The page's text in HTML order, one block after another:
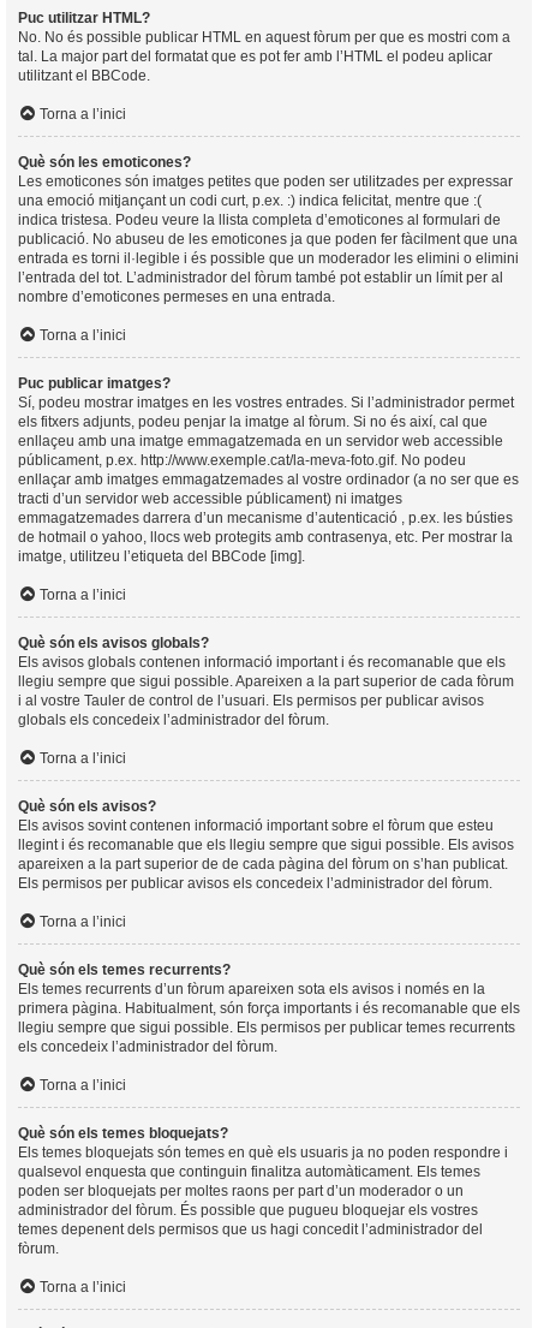
Puc utilitzar HTML?
No. No és possible publicar HTML en aquest fòrum per que es mostri com a
tal. La major part del formatat que es pot fer amb l’HTML el podeu aplicar
utilitzant el BBCode.
Torna a l’inici
Què són les emoticones?
Les emoticones són imatges petites que poden ser utilitzades per expressar
una emoció mitjançant un codi curt, p.ex. :) indica felicitat, mentre que :(
indica tristesa. Podeu veure la llista completa d’emoticones al formulari de
publicació. No abuseu de les emoticones ja que poden fer fàcilment que una
entrada es torni il·legible i és possible que un moderador les elimini o elimini
l’entrada del tot. L’administrador del fòrum també pot establir un límit per al
nombre d’emoticones permeses en una entrada.
Torna a l’inici
Puc publicar imatges?
Sí, podeu mostrar imatges en les vostres entrades. Si l’administrador permet
els fitxers adjunts, podeu penjar la imatge al fòrum. Si no és així, cal que
enllaçeu amb una imatge emmagatzemada en un servidor web accessible
públicament, p.ex. http://www.exemple.cat/la-meva-foto.gif. No podeu
enllaçar amb imatges emmagatzemades al vostre ordinador (a no ser que es
tracti d’un servidor web accessible públicament) ni imatges
emmagatzemades darrera d’un mecanisme d’autenticació , p.ex. les bústies
de hotmail o yahoo, llocs web protegits amb contrasenya, etc. Per mostrar la
imatge, utilitzeu l’etiqueta del BBCode [img].
Torna a l’inici
Què són els avisos globals?
Els avisos globals contenen informació important i és recomanable que els
llegiu sempre que sigui possible. Apareixen a la part superior de cada fòrum
i al vostre Tauler de control de l’usuari. Els permisos per publicar avisos
globals els concedeix l’administrador del fòrum.
Torna a l’inici
Què són els avisos?
Els avisos sovint contenen informació important sobre el fòrum que esteu
llegint i és recomanable que els llegiu sempre que sigui possible. Els avisos
apareixen a la part superior de de cada pàgina del fòrum on s’han publicat.
Els permisos per publicar avisos els concedeix l’administrador del fòrum.
Torna a l’inici
Què són els temes recurrents?
Els temes recurrents d’un fòrum apareixen sota els avisos i només en la
primera pàgina. Habitualment, són força importants i és recomanable que els
llegiu sempre que sigui possible. Els permisos per publicar temes recurrents
els concedeix l’administrador del fòrum.
Torna a l’inici
Què són els temes bloquejats?
Els temes bloquejats són temes en què els usuaris ja no poden respondre i
qualsevol enquesta que continguin finalitza automàticament. Els temes
poden ser bloquejats per moltes raons per part d’un moderador o un
administrador del fòrum. És possible que pugueu bloquejar els vostres
temes depenent dels permisos que us hagi concedit l’administrador del
fòrum.
Torna a l’inici